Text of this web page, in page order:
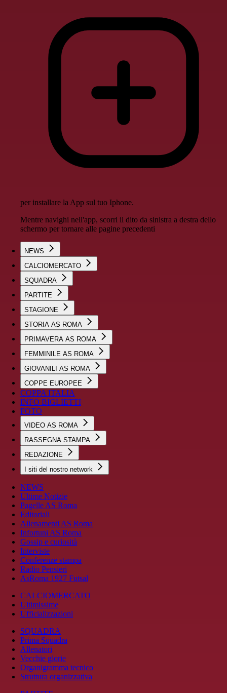
per installare la App sul tuo Iphone.
Mentre navighi nell'app, scorri il dito da sinistra a destra dello
schermo per tornare alle pagine precedenti
NEWS
CALCIOMERCATO
SQUADRA
PARTITE
STAGIONE
STORIA AS ROMA
PRIMAVERA AS ROMA
FEMMINILE AS ROMA
GIOVANILI AS ROMA
COPPE EUROPEE
COPPA ITALIA
INFO BIGLIETTI
FOTO
VIDEO AS ROMA
RASSEGNA STAMPA
REDAZIONE
I siti del nostro network
NEWS
Ultime Notizie
Pagelle AS Roma
Editoriali
Allenamenti AS Roma
Infortuni AS Roma
Gossip e curiosità
Interviste
Conferenze stampa
Radio Pensieri
AsRoma 1927 Futsal
CALCIOMERCATO
Ultimissime
Ufficializzazioni
SQUADRA
Prima Squadra
Allenatori
Vecchie glorie
Organigramma tecnico
Struttura organizzativa